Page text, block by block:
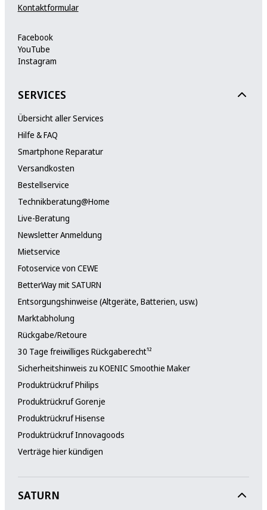
Kontaktformular
Facebook
YouTube
Instagram
SERVICES
Übersicht aller Services
Hilfe & FAQ
Smartphone Reparatur
Versandkosten
Bestellservice
Technikberatung@Home
Live-Beratung
Newsletter Anmeldung
Mietservice
Fotoservice von CEWE
BetterWay mit SATURN
Entsorgungshinweise (Altgeräte, Batterien, usw.)
Marktabholung
Rückgabe/Retoure
30 Tage freiwilliges Rückgaberecht¹²
Sicherheitshinweis zu KOENIC Smoothie Maker
Produktrückruf Philips
Produktrückruf Gorenje
Produktrückruf Hisense
Produktrückruf Innovagoods
Verträge hier kündigen
SATURN